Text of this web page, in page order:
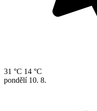
31 °C 14 °C
pondělí 10. 8.